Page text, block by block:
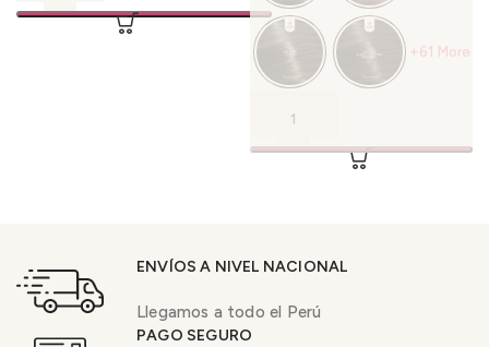
+61 More
ENVÍOS A NIVEL NACIONAL
Llegamos a todo el Perú
PAGO SEGURO